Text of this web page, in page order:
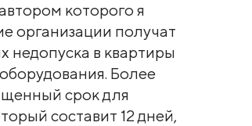
которого я
организации получат
недопуска в квартиры
Более
срок для
составит 12 дней,